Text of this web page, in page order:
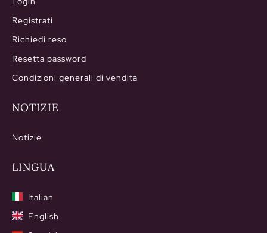
Registrati
Richiedi reso
Resetta password
Condizioni generali di vendita
NOTIZIE
Notizie
LINGUA
Italian
English